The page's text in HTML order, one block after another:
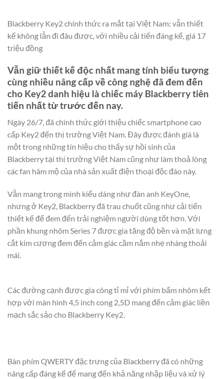
Blackberry Key2 chính thức ra mắt tại Việt Nam: vẫn thiết
kế không lẫn đi đâu được, với nhiều cải tiến đáng kể, giá 17
triệu đồng
Vẫn giữ thiết kế độc nhất mang tính biểu tượng
cùng nhiều nâng cấp về công nghệ đã đem đến
cho Key2 danh hiệu là chiếc máy Blackberry tiên
tiến nhất từ trước đến nay.
Ngày 26/7, đã chính thức giới thiệu chiếc smartphone cao
cấp Key2 đến thị trường Việt Nam. Đây được đánh giá là
một trong những tín hiệu cho thấy sự hồi sinh của
Blackberry tại thị trường Việt Nam cũng như làm thoả lòng
các fan hâm mộ của nhà sản xuất điện thoại độc đáo này.
Vẫn mang trong mình kiểu dáng như đàn anh KeyOne,
nhưng ở Key2, Blackberry đã trau chuốt cũng như cải tiến
thiết kế để đem đến trải nghiệm người dùng tốt hơn. Với
phần khung nhôm Series 7 được gia tăng độ bền và mặt lưng
cắt kim cương đem đến cảm giác cầm nắm nhẹ nhàng thoải
mái.
Các đường cạnh được gia công tỉ mỉ với phím bấm nhôm kết
hợp với màn hình 4,5 inch cong 2,5D mang đến cảm giác liền
mạch sắc sảo cho Blackberry Key2.
Bàn phím QWERTY đặc trưng của Blackberry đã có những
nâng cấp đáng kể để mang đến khả năng nhập liệu và xử lý